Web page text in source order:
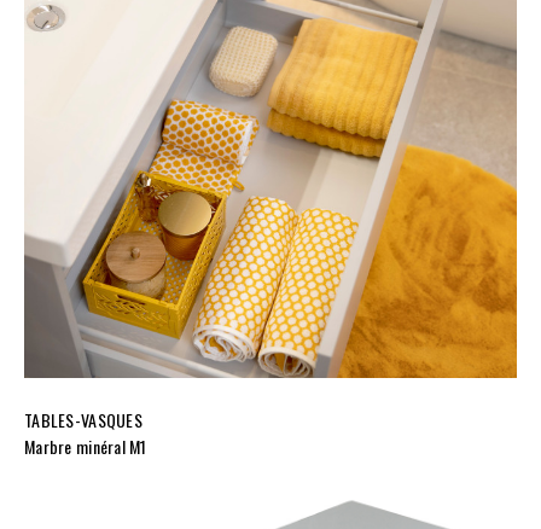
TABLES-VASQUES
Marbre minéral M1